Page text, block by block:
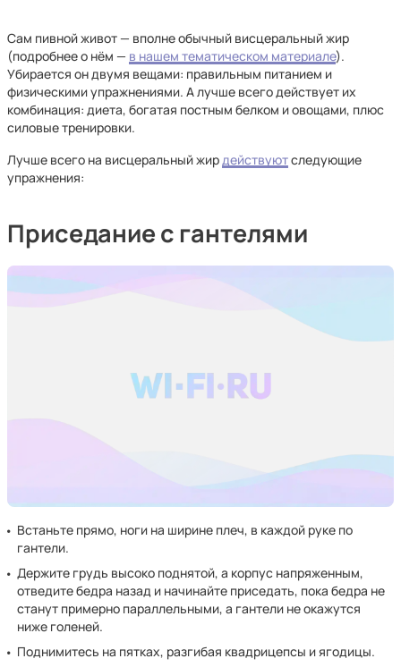
Сам пивной живот — вполне обычный висцеральный жир
(подробнее о нём — в нашем тематическом материале).
Убирается он двумя вещами: правильным питанием и
физическими упражнениями. А лучше всего действует их
комбинация: диета, богатая постным белком и овощами, плюс
силовые тренировки.
Лучше всего на висцеральный жирдействуютследующие
упражнения:
Приседание с гантелями
Встаньте прямо, ноги на ширине плеч, в каждой руке по
гантели.
Держите грудь высоко поднятой, а корпус напряженным,
отведите бедра назад и начинайте приседать, пока бедра не
станут примерно параллельными, а гантели не окажутся
ниже голеней.
Поднимитесь на пятках, разгибая квадрицепсы и ягодицы.